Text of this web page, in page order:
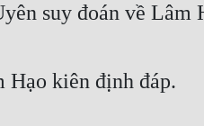
suy đoán về Lâm
kiên định đáp.